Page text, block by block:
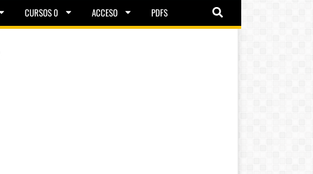
CURSOS 0 ACCESO PDFS